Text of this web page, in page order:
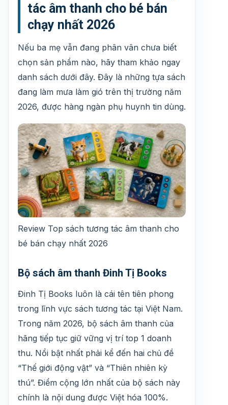
tác âm thanh cho bé bán
chạy nhất 2026
Nếu ba mẹ vẫn đang phân vân chưa biết
chọn sản phẩm nào, hãy tham khảo ngay
danh sách dưới đây. Đây là những tựa sách
đang làm mưa làm gió trên thị trường năm
2026, được hàng ngàn phụ huynh tin dùng.
Review Top sách tương tác âm thanh cho
bé bán chạy nhất 2026
Bộ sách âm thanh Đinh Tị Books
Đinh Tị Books luôn là cái tên tiên phong
trong lĩnh vực sách tương tác tại Việt Nam.
Trong năm 2026, bộ sách âm thanh của
hãng tiếp tục giữ vững vị trí top 1 doanh
thu. Nổi bật nhất phải kể đến hai chủ đề
“Thế giới động vật” và “Thiên nhiên kỳ
thú”. Điểm cộng lớn nhất của bộ sách này
chính là nội dung được Việt hóa 100%.